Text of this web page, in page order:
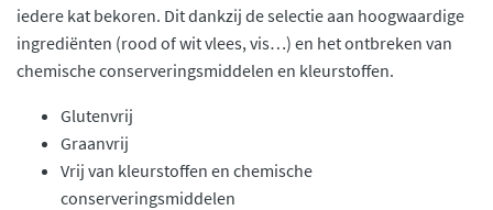
iedere kat bekoren. Dit dankzij de selectie aan hoogwaardige
ingrediënten (rood of wit vlees, vis…) en het ontbreken van
chemische conserveringsmiddelen en kleurstoffen.
Glutenvrij
Graanvrij
Vrij van kleurstoffen en chemische
conserveringsmiddelen